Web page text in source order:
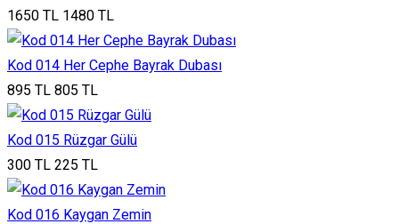
1650 TL 1480 TL
Kod 014 Her Cephe Bayrak Dubası
895 TL 805 TL
Kod 015 Rüzgar Gülü
300 TL 225 TL
Kod 016 Kaygan Zemin